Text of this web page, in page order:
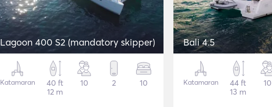
Lagoon 400 S2 (mandatory skipper)
Katamaran
40 ft
12 m
10 2 10
Bali 4.5
Katamaran
44 ft
13 m
10